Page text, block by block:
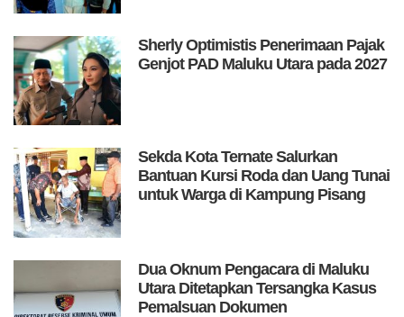
Sherly Optimistis Penerimaan Pajak
Genjot PAD Maluku Utara pada 2027
Sekda Kota Ternate Salurkan
Bantuan Kursi Roda dan Uang Tunai
untuk Warga di Kampung Pisang
Dua Oknum Pengacara di Maluku
Utara Ditetapkan Tersangka Kasus
Pemalsuan Dokumen